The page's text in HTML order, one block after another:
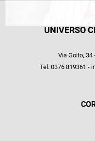
UNIVERSO
Via Goito, 34
Tel. 0376 819361 -